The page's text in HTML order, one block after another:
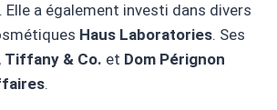
. Elle a également investi dans divers
Haus Laboratories. Ses
, Tiffany & Co. et Dom Pérignon
.